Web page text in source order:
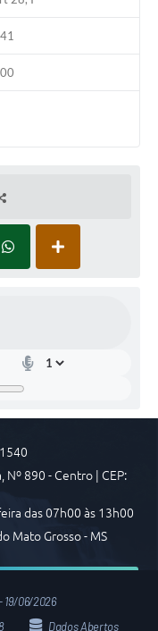
Nº 890 - Centro | CEP:
das 07h00 às 13h00
Mato Grosso - MS
19/06/2026
Dados Abertos